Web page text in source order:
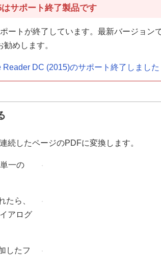
サポート終了製品です
ートが終了しています。最新バージョン
めします。
DC (2015)のサポート終了しました
続したページのPDFに変換します。
一の
たら、
アログ
したフ